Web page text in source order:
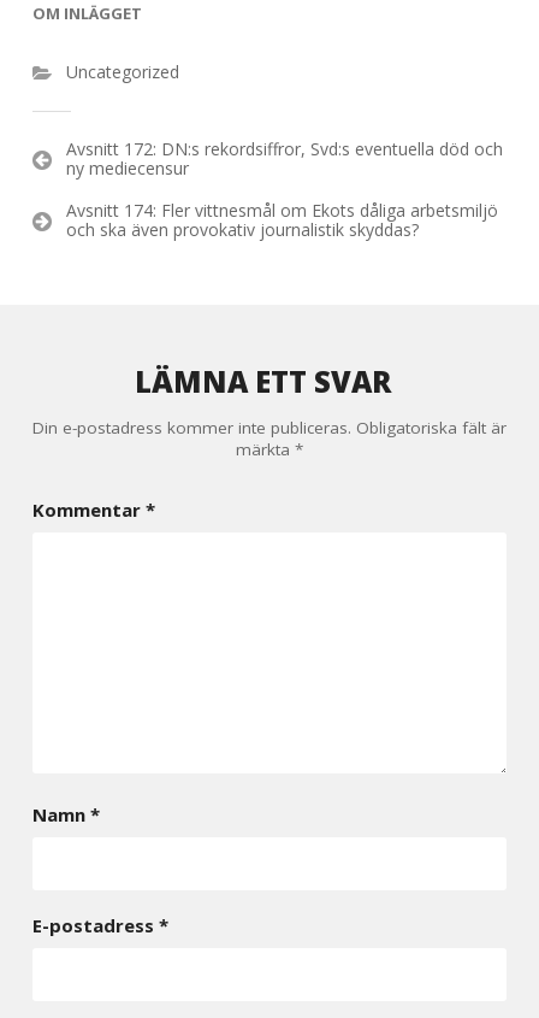
OM INLÄGGET
Uncategorized
Inläggsnavigering
Avsnitt 172: DN:s rekordsiffror, Svd:s eventuella död och
ny mediecensur
Avsnitt 174: Fler vittnesmål om Ekots dåliga arbetsmiljö
och ska även provokativ journalistik skyddas?
LÄMNA ETT SVAR
Din e-postadress kommer inte publiceras. Obligatoriska fält är
märkta *
Kommentar *
Namn *
E-postadress *